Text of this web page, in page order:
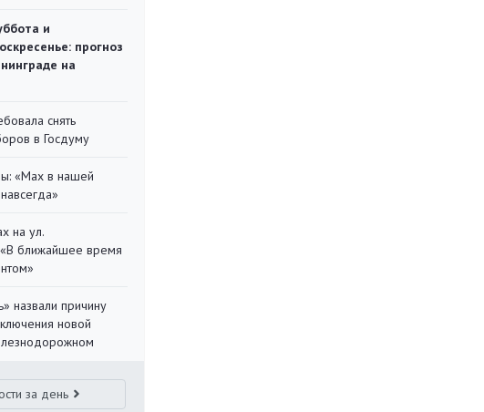
и
прогноз
на
снять
в Госдуму
«Мах в нашей
на ул.
ближайшее время
назвали причину
новой
за день